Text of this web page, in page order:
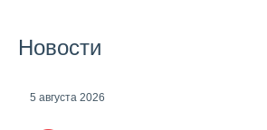
Новости
5 августа 2026